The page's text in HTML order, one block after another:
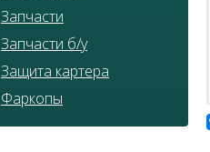
Запчасти
Запчасти б/у
Защита картера
Фаркопы